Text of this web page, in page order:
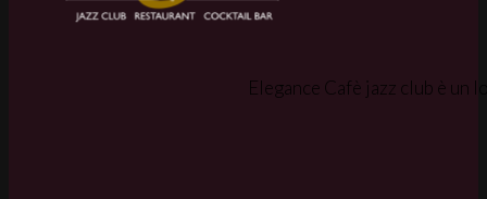
Elegance Cafè jazz club è un